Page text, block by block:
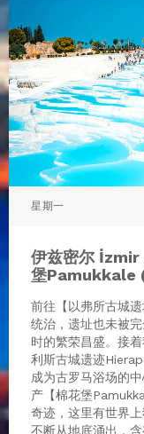
星期一
伊兹密尔
堡Pamukkale
前往【以弗所古城
统治，遗址也未被
时的繁荣昌盛。接
利斯古城遗迹
成为古罗马浴场的
产【棉花堡
奇迹，这里有世界
不断从地底涌出，